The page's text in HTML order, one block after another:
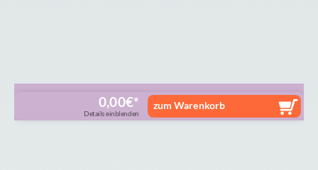
0,00€
Details einblenden
zum Warenkorb